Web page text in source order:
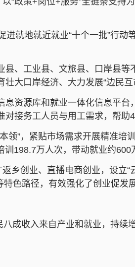
就地就近就业“十个一批”行
、工业县、文旅县、口岸县
大口岸经济、大力发展“边民
资源库和就业一体化信息平台
接务工人员与用工需求，帮助
”，紧贴市场需求开展精准培
198.7万人次，带动就业约600
乡创业、直播电商创业，设立
色路径，有效强化了创业促发
成收入来自产业和就业，持